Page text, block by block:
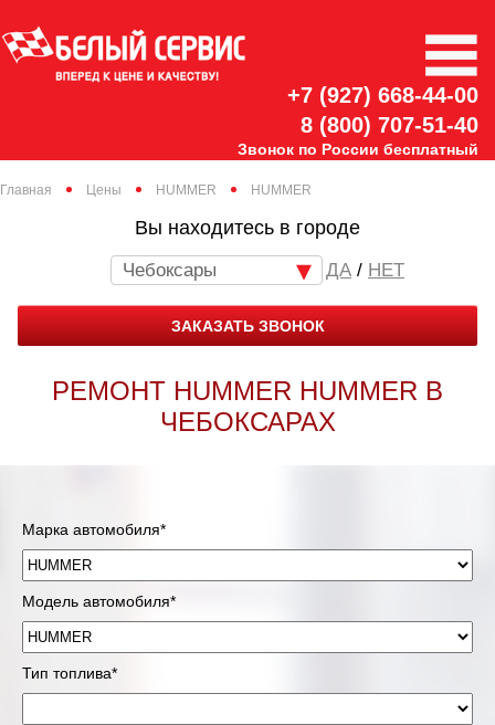
+7 (927) 668-44-00
8 (800) 707-51-40
Звонок по России бесплатный
Главная Цены HUMMER HUMMER
Вы находитесь в городе
Чебоксары / НЕТ
ЗАКАЗАТЬ ЗВОНОК
РЕМОНТ HUMMER HUMMER В
ЧЕБОКСАРАХ
Марка автомобиля*
Модель автомобиля*
Тип топлива*